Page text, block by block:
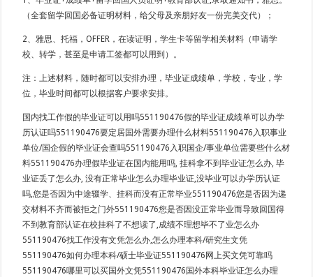
（全套留学回国必备证明材料，给父母及亲朋好友一份完美交代）；
2、雅思、托福，OFFER，在读证明，学生卡等留学相关材料（申请学
校、转学，甚至是申请工签都可以用到）。
注：上述材料，随时都可以安排办理，毕业证成绩单，学校，专业，学
位，毕业时间都可以根据客户要求安排。
国内找工作假的毕业证可以用吗551190476假的毕业证成绩单可以办学
历认证吗551190476要定居国外需要办理什么材料551190476入职事业
单位/国企假的毕业证会查吗551190476入职国企/事业单位需要些什么材
料551190476办理假毕业证在国内能用吗, 挂科拿不到毕业证怎么办, 毕
业证丢了怎么办, 没有正常毕业怎么办理毕业证,没毕业可以办学历认证
吗,您是否因为中途辍学、挂科而没有正常毕业551190476您是否因为递
交材料不齐而被拒之门外551190476您是否因没正常毕业而导致回国得
不到教育部认证在校挂科了不想读了,成绩不理想毕不了业怎么办
551190476找工作没有文凭怎么办,怎么办理本科/研究生文凭
551190476如何办理本科/硕士毕业证551190476网上买文凭可靠吗
551190476哪里可以买国外文凭551190476国外本科毕业证怎么办理